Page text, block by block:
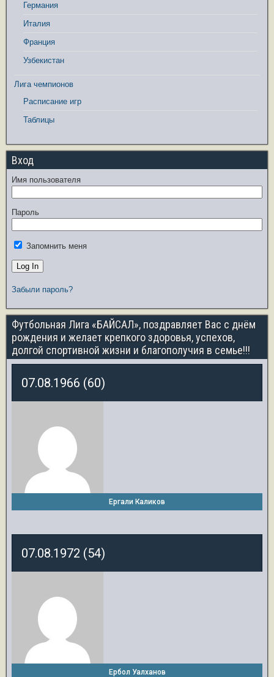
Германия
Италия
Франция
Узбекистан
Лига чемпионов
Расписание игр
Таблицы
Вход
Имя пользователя
Пароль
Запомнить меня
Забыли пароль?
Футбольная Лига «БАЙСАЛ», поздравляет Вас с днём
рождения и желает крепкого здоровья, успехов,
долгой спортивной жизни и благополучия в семье!!!
07.08.1966 (60)
Ергали Каликов
07.08.1972 (54)
Ербол Уалханов